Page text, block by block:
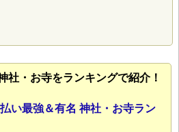
社・お寺をランキングで紹介！
い最強＆有名 神社・お寺ラン